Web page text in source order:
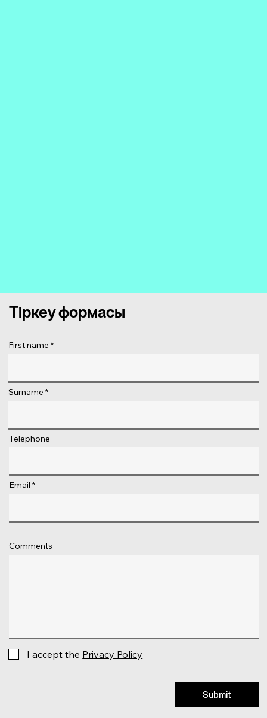
Тіркеу формасы
First name
Surname
Telephone
Email
Comments
I accept the Privacy Policy
Submit